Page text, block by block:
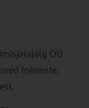
OÜ
Inimeste,